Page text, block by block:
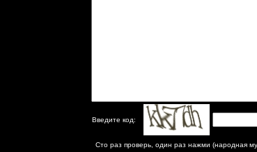
Введите код:
Сто раз проверь, один раз нажми (народная